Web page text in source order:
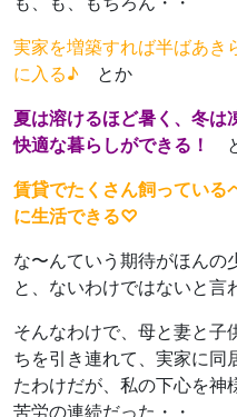
実家を増築すれば半ばあき
に入る♪ とか
夏は溶けるほど暑く、冬は
快適な暮らしができる！
賃貸でたくさん飼っている
に生活できる♡
な〜んていう期待がほんの
と、ないわけではないと言
そんなわけで、母と妻と子
ちを引き連れて、実家に同
たわけだが、私の下心を神
苦労の連続だった・・